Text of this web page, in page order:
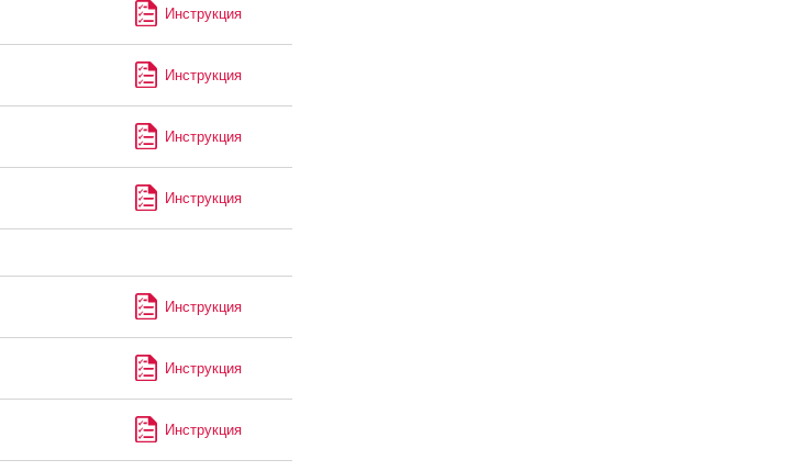
Инструкция
Инструкция
Инструкция
Инструкция
Инструкция
Инструкция
Инструкция